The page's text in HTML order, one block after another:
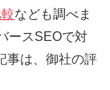
なども調べま
ースSEOで対
事は、御社の評